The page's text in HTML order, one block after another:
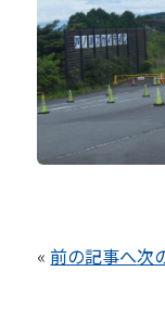
«前の記事へ次